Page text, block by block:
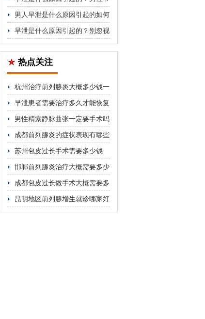
见因素解析
男人早泄是什么原因引起的如何
改善
早泄是什么原因引起的？别忽视
这5个关键因素
热点关注
杭州治疗前列腺炎大概多少钱一
次
早泄患者需要治疗多久才能恢复
男性精索静脉曲张一定要手术吗
成都前列腺炎的症状表现有哪些
苏州包皮过长手术需要多少钱
邯郸前列腺炎治疗大概需要多少
费用
成都包皮过长做手术大概需要多
少钱
昆明地区前列腺增生就诊哪家好
资深医师亲诊更具针对性诊疗